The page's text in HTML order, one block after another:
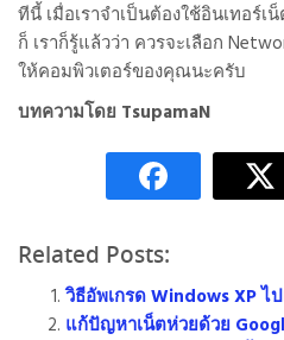
ทีนี้ เมื่อเราจำเป็นต้องใช้อินเทอร์
ก็ เราก็รู้แล้วว่า ควรจะเลือก
ให้คอมพิวเตอร์ของคุณนะครับ
บทความโดย TsupamaN
Related Posts:
วิธีอัพเกรด Windows XP ไ
แก้ปัญหาเน็ตห่วยด้วย